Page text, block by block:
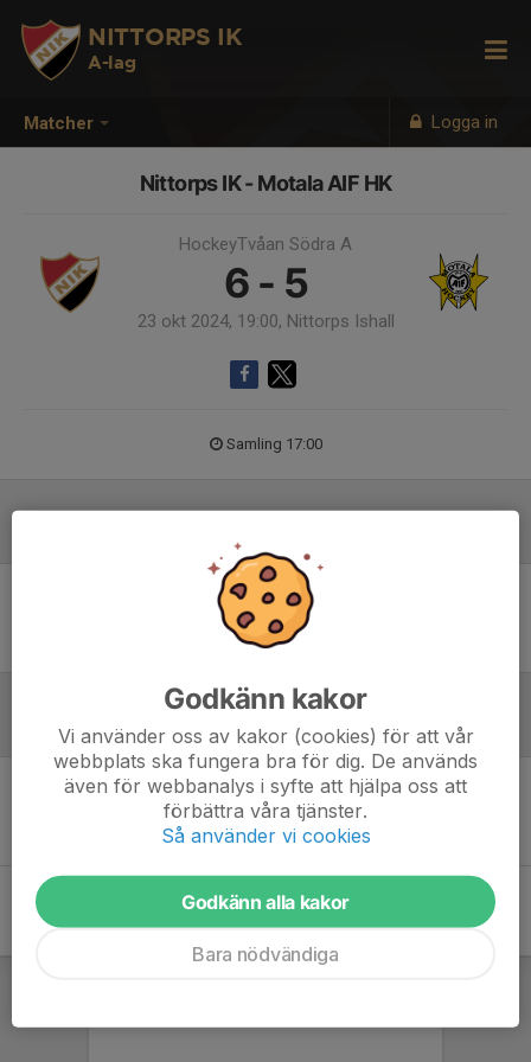
Matcher Logga in
NITTORPS IK
A-lag
Nittorps IK - Motala AIF HK
HockeyTvåan Södra A
6 - 5
23 okt 2024, 19:00, Nittorps Ishall
Samling 17:00
Ingen uppställning ifylld
Referat
Inget referat skrivet
Godkänn kakor
Vi använder oss av kakor (cookies) för att vår
webbplats ska fungera bra för dig. De används
även för webbanalys i syfte att hjälpa oss att
förbättra våra tjänster.
Så använder vi cookies
Godkänn alla kakor
Bara nödvändiga